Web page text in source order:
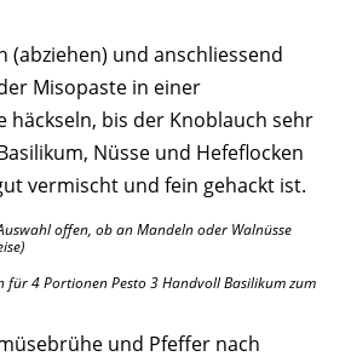
(abziehen) und anschliessend
Misopaste in einer
häckseln, bis der Knoblauch sehr
Nüsse und Hefeflocken
vermischt und fein gehackt ist.
offen, ob an Mandeln oder Walnüsse
für 4 Portionen Pesto 3 Handvoll Basilikum zum
und Pfeffer nach